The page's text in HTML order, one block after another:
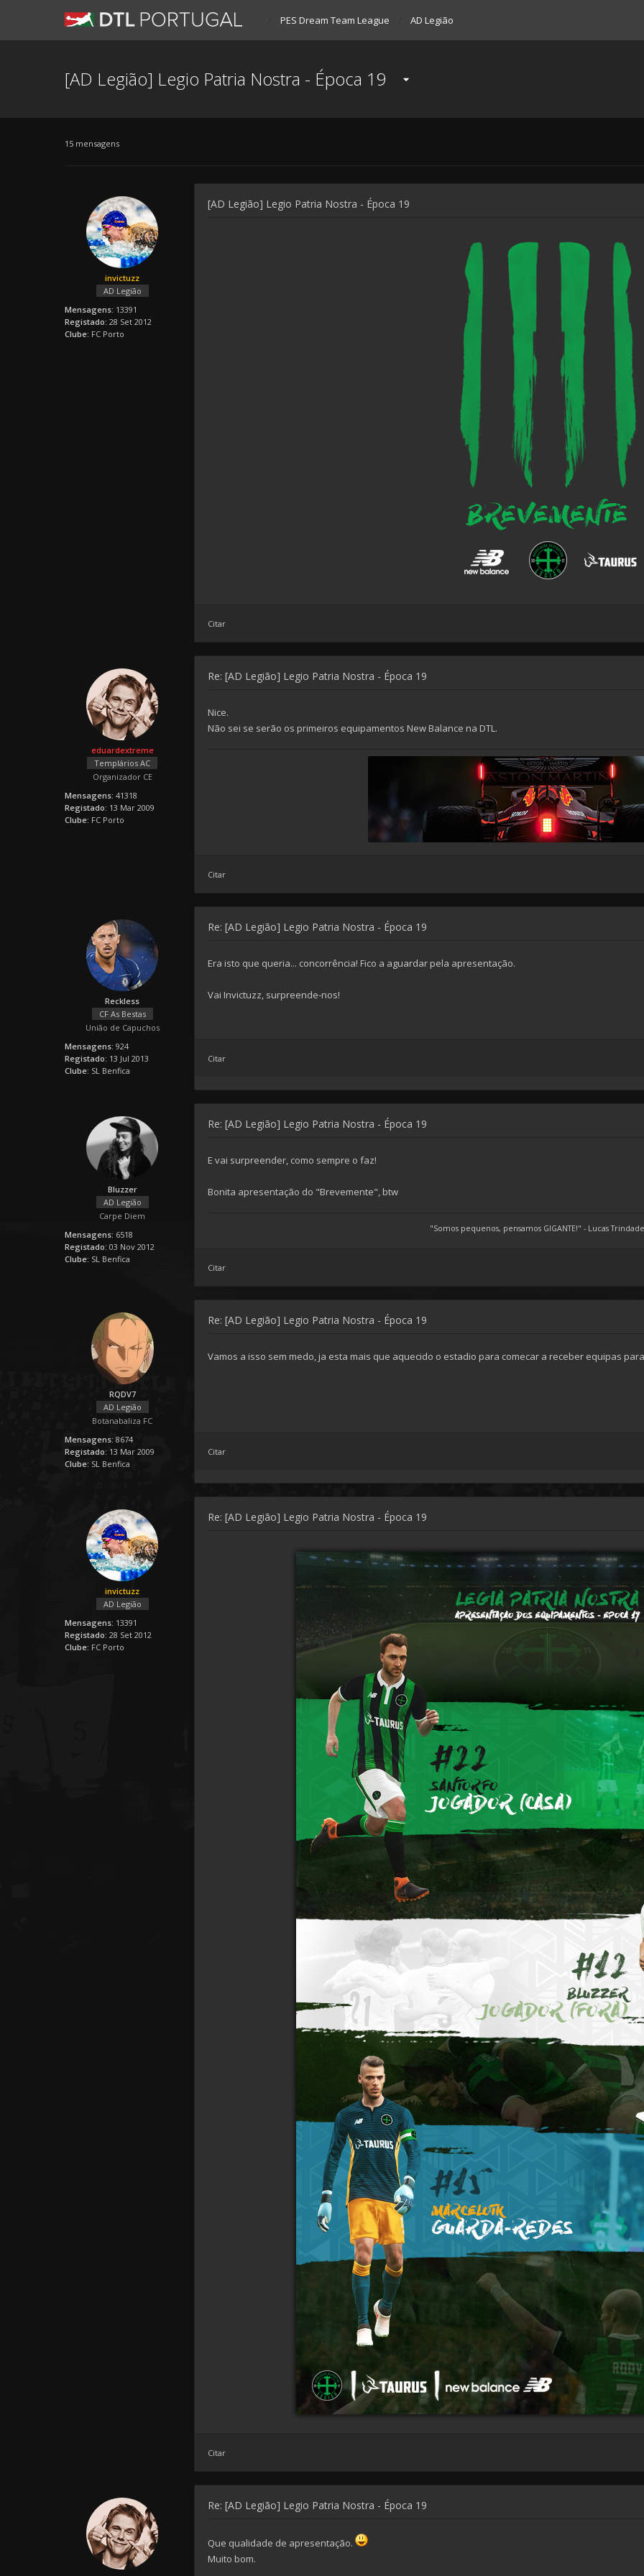
PES Dream Team League AD Legião
[AD Legião] Legio Patria Nostra - Época 19
15 mensagens
invictuzz
AD Legião
Mensagens: 13391
Registado: 28 Set 2012
Clube: FC Porto
[AD Legião] Legio Patria Nostra - Época 19
Citar
eduardextreme
Templários AC
Organizador CE
Mensagens: 41318
Registado: 13 Mar 2009
Clube: FC Porto
Re: [AD Legião] Legio Patria Nostra - Época 19
Nice.
Não sei se serão os primeiros equipamentos New Balance na DTL.
Citar
Reckless
CF As Bestas
União de Capuchos
Mensagens: 924
Registado: 13 Jul 2013
Clube: SL Benfica
Re: [AD Legião] Legio Patria Nostra - Época 19
Era isto que queria... concorrência! Fico a aguardar pela apresentação.
Vai Invictuzz, surpreende-nos!
Citar
Bluzzer
AD Legião
Carpe Diem
Mensagens: 6518
Registado: 03 Nov 2012
Clube: SL Benfica
Re: [AD Legião] Legio Patria Nostra - Época 19
E vai surpreender, como sempre o faz!
Bonita apresentação do "Brevemente", btw
"Somos pequenos, pensamos GIGANTE!" - Lucas
Citar
RQDV7
AD Legião
Botanabaliza FC
Mensagens: 8674
Registado: 13 Mar 2009
Clube: SL Benfica
Re: [AD Legião] Legio Patria Nostra - Época 19
Vamos a isso sem medo, ja esta mais que aquecido o estadio para comecar a receber equipas
Citar
invictuzz
AD Legião
Mensagens: 13391
Registado: 28 Set 2012
Clube: FC Porto
Re: [AD Legião] Legio Patria Nostra - Época 19
Citar
Re: [AD Legião] Legio Patria Nostra - Época 19
Que qualidade de apresentação.
Muito bom.